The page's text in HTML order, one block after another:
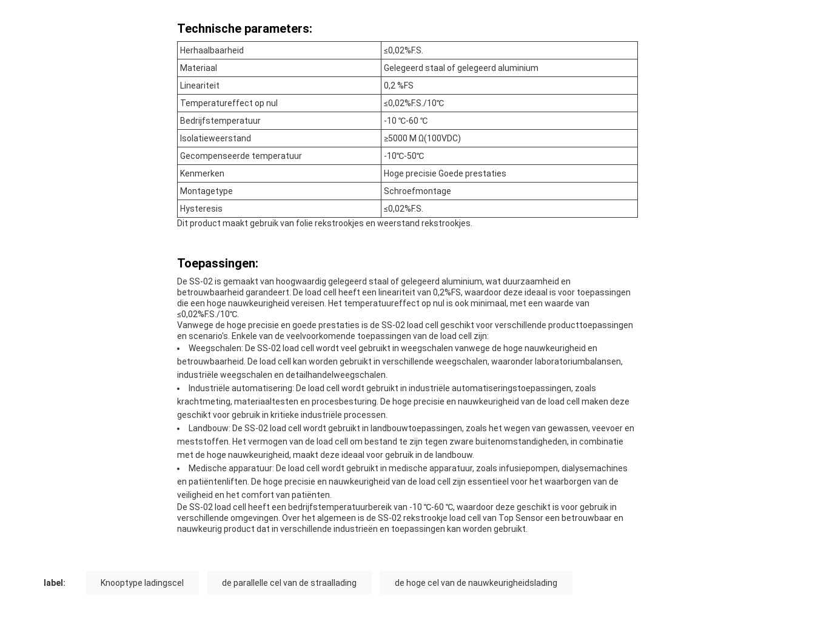
Technische parameters:
Herhaalbaarheid
≤0,02%F.S.
Materiaal
Gelegeerd staal of gelegeerd aluminium
Lineariteit
0,2 %FS
Temperatureffect op nul
≤0,02%F.S./10℃
Bedrijfstemperatuur
-10 ℃-60 ℃
Isolatieweerstand
≥5000 M Ω(100VDC)
Gecompenseerde temperatuur
-10℃-50℃
Kenmerken
Hoge precisie Goede prestaties
Montagetype
Schroefmontage
Hysteresis
≤0,02%F.S.
Dit product maakt gebruik van folie rekstrookjes en weerstand rekstrookjes.
Toepassingen:
De SS-02 is gemaakt van hoogwaardig gelegeerd staal of gelegeerd aluminium, wat duurzaamheid en
betrouwbaarheid garandeert. De load cell heeft een lineariteit van 0,2%FS, waardoor deze ideaal is voor toepassingen
die een hoge nauwkeurigheid vereisen. Het temperatuureffect op nul is ook minimaal, met een waarde van
≤0,02%F.S./10℃.
Vanwege de hoge precisie en goede prestaties is de SS-02 load cell geschikt voor verschillende producttoepassingen
en scenario's. Enkele van de veelvoorkomende toepassingen van de load cell zijn:
Weegschalen: De SS-02 load cell wordt veel gebruikt in weegschalen vanwege de hoge nauwkeurigheid en
betrouwbaarheid. De load cell kan worden gebruikt in verschillende weegschalen, waaronder laboratoriumbalansen,
industriële weegschalen en detailhandelweegschalen.
Industriële automatisering: De load cell wordt gebruikt in industriële automatiseringstoepassingen, zoals
krachtmeting, materiaaltesten en procesbesturing. De hoge precisie en nauwkeurigheid van de load cell maken deze
geschikt voor gebruik in kritieke industriële processen.
Landbouw: De SS-02 load cell wordt gebruikt in landbouwtoepassingen, zoals het wegen van gewassen, veevoer en
meststoffen. Het vermogen van de load cell om bestand te zijn tegen zware buitenomstandigheden, in combinatie
met de hoge nauwkeurigheid, maakt deze ideaal voor gebruik in de landbouw.
Medische apparatuur: De load cell wordt gebruikt in medische apparatuur, zoals infusiepompen, dialysemachines
en patiëntenliften. De hoge precisie en nauwkeurigheid van de load cell zijn essentieel voor het waarborgen van de
veiligheid en het comfort van patiënten.
De SS-02 load cell heeft een bedrijfstemperatuurbereik van -10 ℃-60 ℃, waardoor deze geschikt is voor gebruik in
verschillende omgevingen. Over het algemeen is de SS-02 rekstrookje load cell van Top Sensor een betrouwbaar en
nauwkeurig product dat in verschillende industrieën en toepassingen kan worden gebruikt.
label: Knooptype ladingscel de parallelle cel van de straallading de hoge cel van de nauwkeurigheidslading